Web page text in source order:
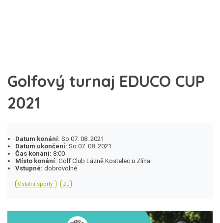
Golfový turnaj EDUCO CUP
2021
Datum konání: So 07. 08. 2021
Datum ukončení: So 07. 08. 2021
Čas konání: 8:00
Místo konání: Golf Club Lázně Kostelec u Zlína
Vstupné: dobrovolné
Ostatní sporty ZL